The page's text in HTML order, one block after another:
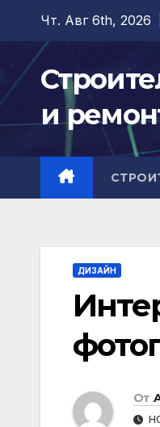
Перейти
содержимому
Чт. Авг 6th, 2026
и
ДИЗАЙН
От